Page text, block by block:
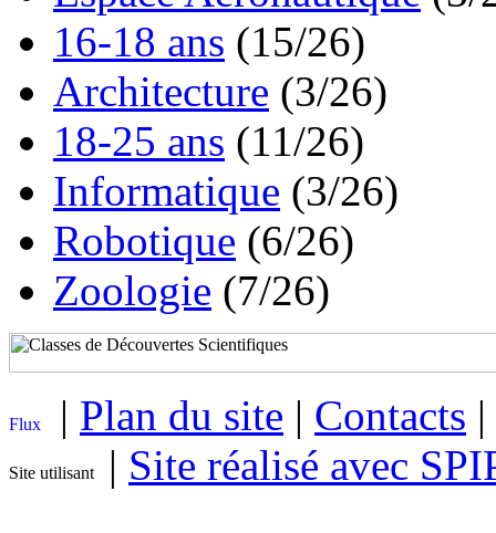
16-18 ans (15/26)
Architecture (3/26)
18-25 ans (11/26)
Informatique (3/26)
Robotique (6/26)
Zoologie (7/26)
| Plan du site | Contacts |
| Site réalisé avec